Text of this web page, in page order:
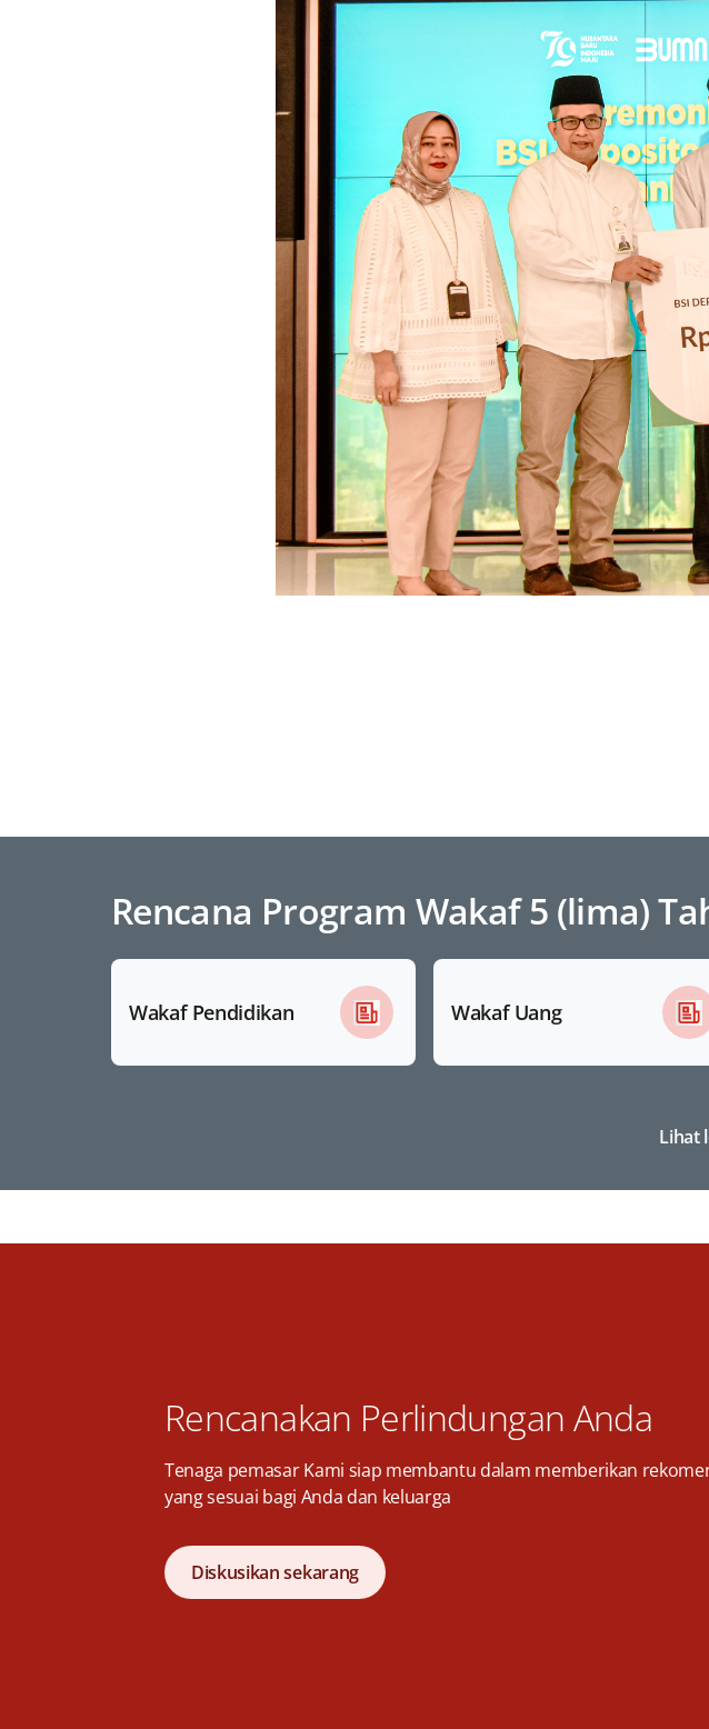
Rencana Program Wakaf 5 (lima)
Wakaf Pendidikan Wakaf Uang
Lihat
Rencanakan Perlindungan Anda
Tenaga pemasar Kami siap membantu dalam memberikan
yang sesuai bagi Anda dan keluarga
Diskusikan sekarang